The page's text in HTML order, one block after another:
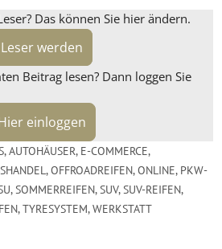
Das können Sie hier ändern.
Leser werden
Beitrag lesen? Dann loggen Sie
einloggen
,AUTOHÄUSER, E-COMMERCE,
,OFFROADREIFEN,ONLINE, PKW-
,SOMMERREIFEN,SUV,SUV-REIFEN,
,TYRESYSTEM,WERKSTATT